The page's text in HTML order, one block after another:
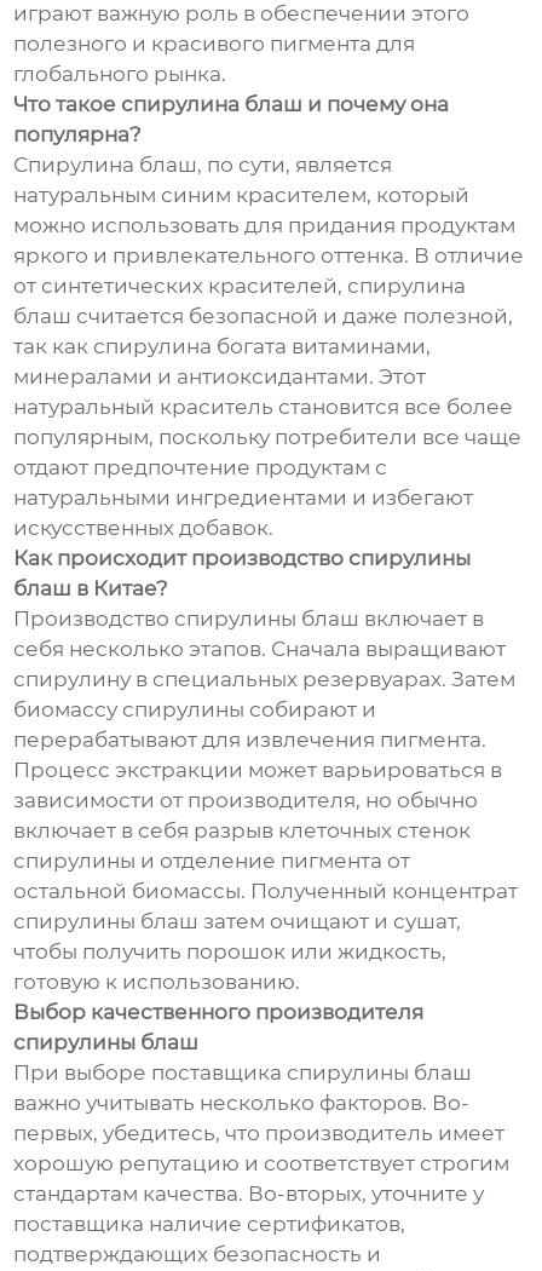
играют важную роль в обеспечении этого
полезного и красивого пигмента для
глобального рынка.
Что такое спирулина блаш и почему она
популярна?
Спирулина блаш, по сути, является
натуральным синим красителем, который
можно использовать для придания продуктам
яркого и привлекательного оттенка. В отличие
от синтетических красителей, спирулина
блаш считается безопасной и даже полезной,
так как спирулина богата витаминами,
минералами и антиоксидантами. Этот
натуральный краситель становится все более
популярным, поскольку потребители все чаще
отдают предпочтение продуктам с
натуральными ингредиентами и избегают
искусственных добавок.
Как происходит производство спирулины
блаш в Китае?
Производство спирулины блаш включает в
себя несколько этапов. Сначала выращивают
спирулину в специальных резервуарах. Затем
биомассу спирулины собирают и
перерабатывают для извлечения пигмента.
Процесс экстракции может варьироваться в
зависимости от производителя, но обычно
включает в себя разрыв клеточных стенок
спирулины и отделение пигмента от
остальной биомассы. Полученный концентрат
спирулины блаш затем очищают и сушат,
чтобы получить порошок или жидкость,
готовую к использованию.
Выбор качественного производителя
спирулины блаш
При выборе поставщика спирулины блаш
важно учитывать несколько факторов. Во-
первых, убедитесь, что производитель имеет
хорошую репутацию и соответствует строгим
стандартам качества. Во-вторых, уточните у
поставщика наличие сертификатов,
подтверждающих безопасность и